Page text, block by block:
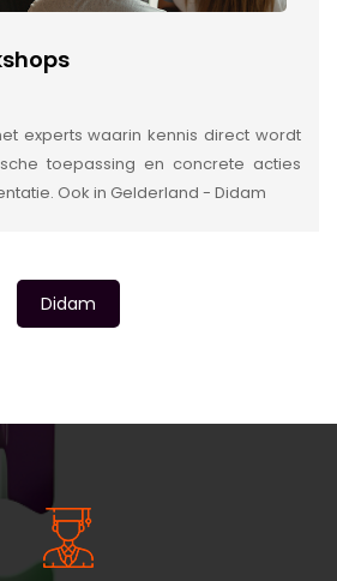
experts waarin kennis direct wordt
toepassing en concrete acties
Ook in Gelderland - Didam
Didam